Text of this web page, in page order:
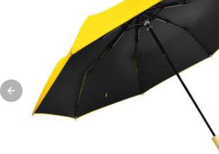
Previous slide